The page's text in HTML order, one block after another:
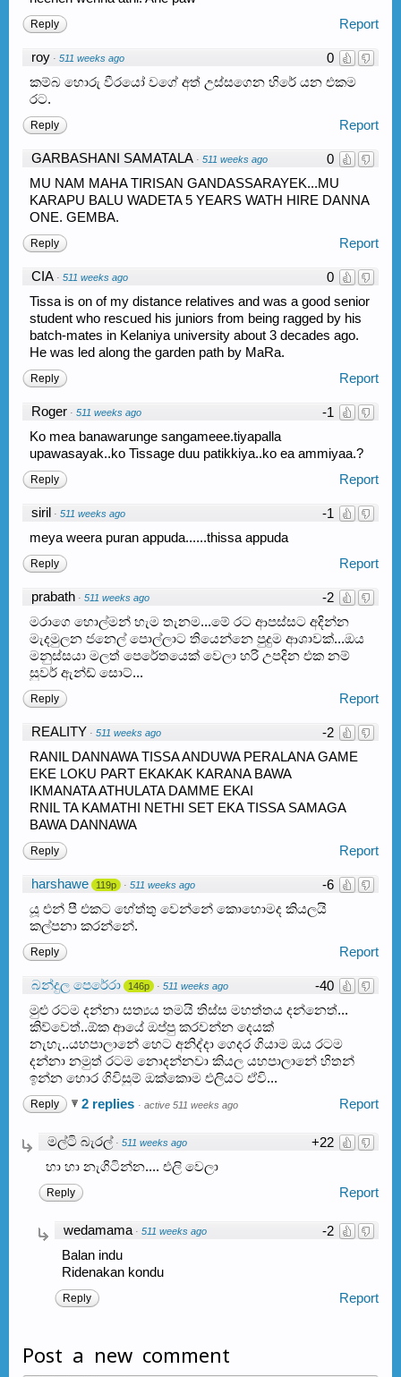
Report
Reply
0
roy · 511 weeks ago
කම්බ හොරු වීරයෝ වගේ අත් උස්සගෙන හිරේ යන එකම
රට.
Report
Reply
0
GARBASHANI SAMATALA · 511 weeks ago
MU NAM MAHA TIRISAN GANDASSARAYEK...MU
KARAPU BALU WADETA 5 YEARS WATH HIRE DANNA
ONE. GEMBA.
Report
Reply
0
CIA · 511 weeks ago
Tissa is on of my distance relatives and was a good senior
student who rescued his juniors from being ragged by his
batch-mates in Kelaniya university about 3 decades ago.
He was led along the garden path by MaRa.
Report
Reply
-1
Roger · 511 weeks ago
Ko mea banawarunge sangameee.tiyapalla
upawasayak..ko Tissage duu patikkiya..ko ea ammiyaa.?
Report
Reply
-1
siril · 511 weeks ago
meya weera puran appuda......thissa appuda
Report
Reply
-2
prabath · 511 weeks ago
මරාගෙ හොල්මන් හැම තැනම...මේ රට ආපස්සට අදින්න
මැදමුලන ජනෙල් පොල්ලාට තියෙන්නෙ පුදුම ආශාවක්...ඔය
මනුස්සයා මලත් පෙරේතයෙක් වෙලා හරි උපදින එක නම්
සුවර් ඇන්ඩ් සොට්...
Report
Reply
-2
REALITY · 511 weeks ago
RANIL DANNAWA TISSA ANDUWA PERALANA GAME
EKE LOKU PART EKAKAK KARANA BAWA
IKMANATA ATHULATA DAMME EKAI
RNIL TA KAMATHI NETHI SET EKA TISSA SAMAGA
BAWA DANNAWA
Report
Reply
-6
harshawe 119p · 511 weeks ago
යූ එන් පී එකට හේත්තු වෙන්නේ කොහොමද කියලයි
කල්පනා කරන්නේ.
Report
Reply
-40
බන්දුල පෙරේරා 146p · 511 weeks ago
මුළු රටම දන්නා සත්‍යය තමයි තිස්ස මහත්තය දන්නෙත්...
කිව්වෙත්..ඕක ආයේ ඔප්පු කරවන්න දෙයක්
නැහැ..යහපාලානේ හෙට අනිද්දා ගෙදර ගියාම ඔය රටම
දන්නා නමුත් රටම නොදන්නවා කියල යහපාලානේ හිතන්
ඉන්න හොර ගිවිසුම් ඔක්කොම එලියට ඒවි...
Report
Reply 2 replies · active 511 weeks ago
+22
මල්ටි බැරල් · 511 weeks ago
හා හා නැගිටින්න.... එලි වෙලා
Report
Reply
-2
wedamama · 511 weeks ago
Balan indu
Ridenakan kondu
Report
Reply
Post a new comment